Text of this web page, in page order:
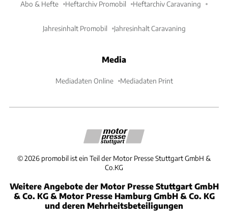
Abo & Hefte Heftarchiv Promobil Heftarchiv Caravaning
Jahresinhalt Promobil Jahresinhalt Caravaning
Media
Mediadaten Online Mediadaten Print
©2026 promobil ist ein Teil der Motor Presse Stuttgart GmbH &
Co.KG
Weitere Angebote der Motor Presse Stuttgart GmbH
& Co. KG & Motor Presse Hamburg GmbH & Co. KG
und deren Mehrheitsbeteiligungen